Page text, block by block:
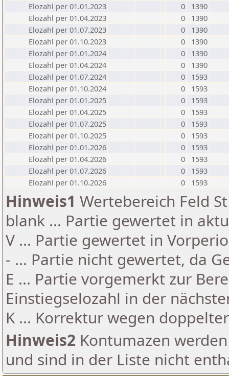
Elozahl per 01.01.2023
0
1390
Elozahl per 01.04.2023
0
1390
Elozahl per 01.07.2023
0
1390
Elozahl per 01.10.2023
0
1390
Elozahl per 01.01.2024
0
1390
Elozahl per 01.04.2024
0
1390
Elozahl per 01.07.2024
0
1593
Elozahl per 01.10.2024
0
1593
Elozahl per 01.01.2025
0
1593
Elozahl per 01.04.2025
0
1593
Elozahl per 01.07.2025
0
1593
Elozahl per 01.10.2025
0
1593
Elozahl per 01.01.2026
0
1593
Elozahl per 01.04.2026
0
1593
Elozahl per 01.07.2026
0
1593
Elozahl per 01.10.2026
0 1593
Hinweis1 Wertebereich Feld
blank ... Partie gewertet in
V ... Partie gewertet in
- ... Partie nicht gewertet, da
E ... Partie vorgemerkt zur
Einstiegselozahl in der
K ... Korrektur wegen
Hinweis2 Kontumazen
und sind in der Liste nicht